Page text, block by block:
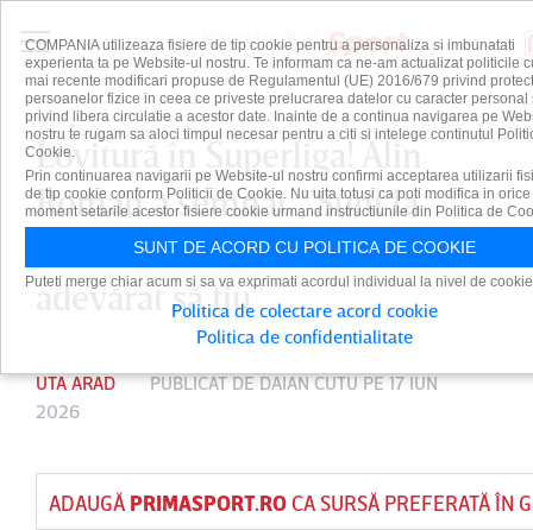
Lovitură în Superliga! Alin
Roman a semnat. ”Sunt la
clubul unde mi-am dorit cu
adevărat să fiu”
UTA ARAD PUBLICAT DEDAIAN CUTUPE 17 IUN
2026
ADAUGĂ PRIMASPORT.ROCA SURSĂ PREFERATĂ ÎN
COMPANIA utilizeaza fisiere de tip cookie pentru a personaliza si imbunatati
experienta ta pe Website-ul nostru. Te informam ca ne-am actualizat politicile
mai recente modificari propuse de Regulamentul (UE) 2016/679 privind
persoanelor fizice in ceea ce priveste prelucrarea datelor cu caracter personal
privind libera circulatie a acestor date. Inainte de a continua navigarea pe
nostru te rugam sa aloci timpul necesar pentru a citi si intelege continutul
Cookie.
Prin continuarea navigarii pe Website-ul nostru confirmi acceptarea utilizarii
de tip cookie conform Politicii de Cookie. Nu uita totusi ca poti modifica in orice
moment setarile acestor fisiere cookie urmand instructiunile din Politica de
SUNT DE ACORD CU POLITICA DE COOKIE
Puteti merge chiar acum si sa va exprimati acordul individual la nivel de
Politica de colectare acord cookie
Politica de confidentialitate